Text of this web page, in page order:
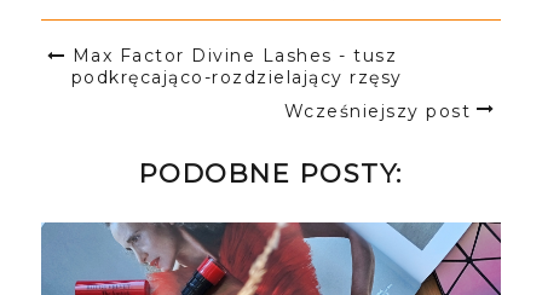
Max Factor Divine Lashes - tusz
podkręcająco-rozdzielający rzęsy
Wcześniejszy post
PODOBNE POSTY: